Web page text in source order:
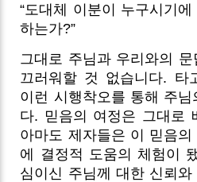
“도대체 이분이 누구시기
하는가?”
그대로 주님과 우리와의
끄러워할 것 없습니다. 타
이런 시행착오를 통해 주
다. 믿음의 여정은 그대로
아마도 제자들은 이 믿음
에 결정적 도움의 체험이
심이신 주님께 대한 신뢰